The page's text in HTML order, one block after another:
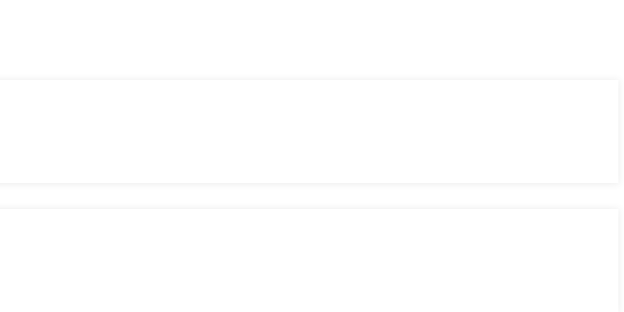
sans complications.
du marché.
des plateformes et des dApps.